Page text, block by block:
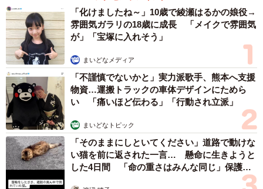
2017年6月にはマイナーチェンジを実施した。内外装の変
更とともに、高速道路での運転を支援する「プロパイロッ
ト」や駐車支援システムの「インテリジェントパーキング
アシスト」などの機能が追加・強化され、安全性能が大き
く向上している。
エクストレイルの中古車在庫をチェックする
燃費はハイブリッドシステム「e:HEV」を搭載す
るヴェゼルの圧勝
▽1.燃費性能
共感した女性→リビングの本棚に140冊を積
読 「家に自分だけの本屋さん」
山岡 もと子
友人のマンション敷地内に度々車を停めていた
ら…注意の貼り紙でナンバーをさらされました
【弁護士が解説】
長澤 芳子